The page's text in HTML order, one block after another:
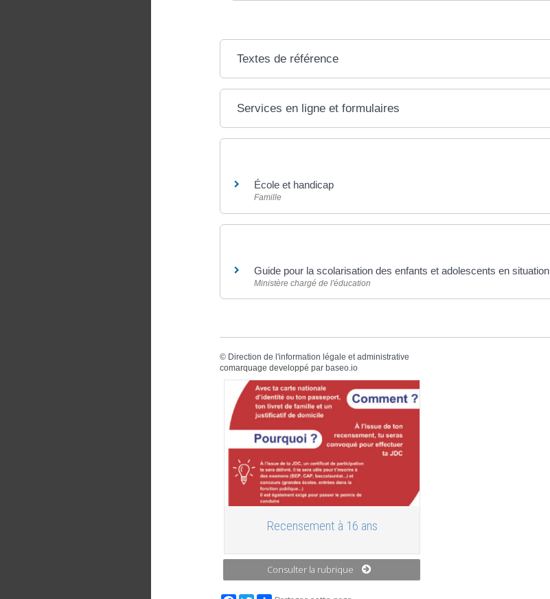
Textes de référence
Services en ligne et formulaires
École et handicap
Famille
Guide pour la scolarisation des enfants et adolescents en
Ministère chargé de l'éducation
© Direction de l'information légale et administrative
comarquage developpé par baseo.io
Recensement à 16 ans
Consulter la rubrique